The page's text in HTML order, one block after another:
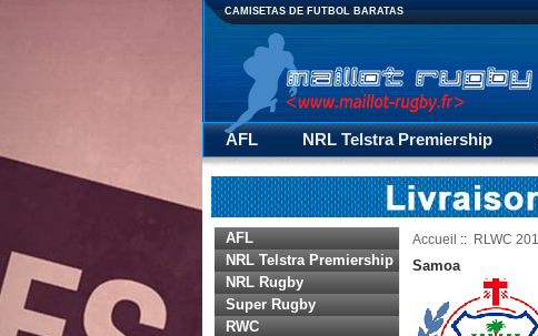
CAMISETAS DE FUTBOL BARATAS
AFL NRL Telstra Premiership
Premiership Rugby
RLWC 2017
AFL
NRL Telstra Premiership
NRL Rugby
Super Rugby
RWC
Accueil :: RLWC
Samoa